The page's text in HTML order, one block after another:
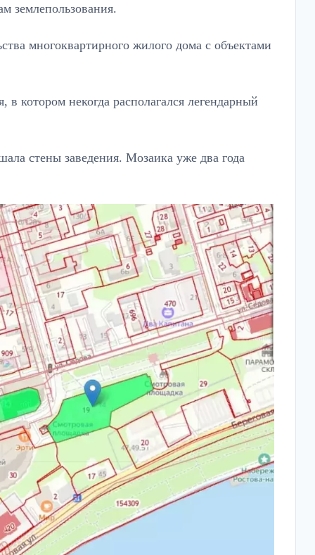
землепользования.
многоквартирного жилого дома с объектами
котором некогда располагался легендарный
стены заведения. Мозаика уже два года